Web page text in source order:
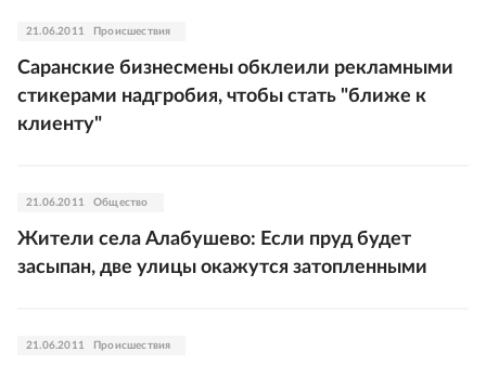
21.06.2011 Происшествия
Саранские бизнесмены обклеили рекламными
стикерами надгробия, чтобы стать "ближе к
клиенту"
21.06.2011 Общество
Жители села Алабушево: Если пруд будет
засыпан, две улицы окажутся затопленными
21.06.2011 Происшествия